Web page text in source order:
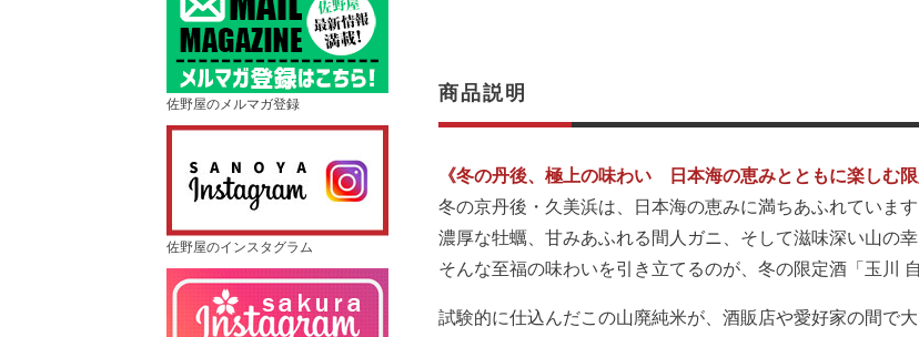
佐野屋のメルマガ登録
佐野屋のインスタグラム
商品説明
《冬の丹後、極上の味わい 日本海の恵みとともに楽しむ限
冬の京丹後・久美浜は、日本海の恵みに満ちあふれています
濃厚な牡蠣、甘みあふれる間人ガニ、そして滋味深い山の幸
そんな至福の味わいを引き立てるのが、冬の限定酒「玉川
試験的に仕込んだこの山廃純米が、酒販店や愛好家の間で